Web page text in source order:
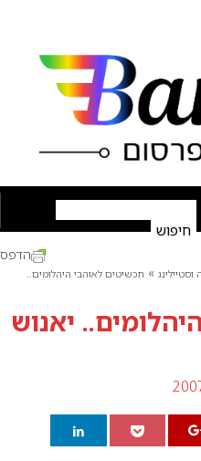
וסטיילינג » תכשיטים לאוהבי היהלומים..
יאנוש
הדפס